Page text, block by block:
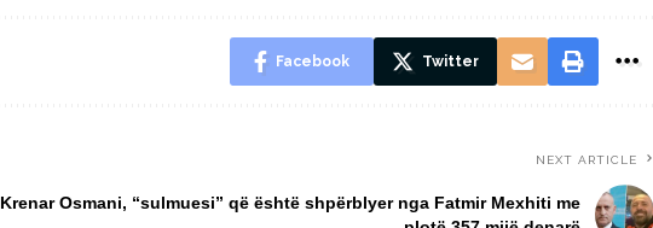
Facebook Twitter
NEXT ARTICLE
Krenar Osmani, “sulmuesi” që është shpërblyer nga Fatmir Mexhiti me